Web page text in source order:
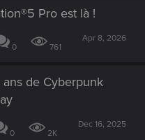
Pro est là !
0 761
Apr 8, 2026
de Cyberpunk
0 2K
Dec 16, 2025